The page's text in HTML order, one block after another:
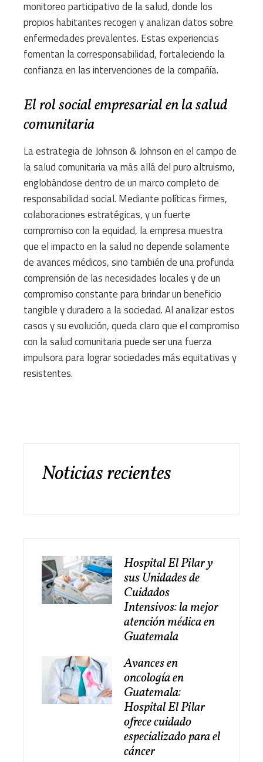
monitoreo participativo de la salud, donde los
propios habitantes recogen y analizan datos sobre
enfermedades prevalentes. Estas experiencias
fomentan la corresponsabilidad, fortaleciendo la
confianza en las intervenciones de la compañía.
El rol social empresarial en la salud
comunitaria
La estrategia de Johnson & Johnson en el campo de
la salud comunitaria va más allá del puro altruismo,
englobándose dentro de un marco completo de
responsabilidad social. Mediante políticas firmes,
colaboraciones estratégicas, y un fuerte
compromiso con la equidad, la empresa muestra
que el impacto en la salud no depende solamente
de avances médicos, sino también de una profunda
comprensión de las necesidades locales y de un
compromiso constante para brindar un beneficio
tangible y duradero a la sociedad. Al analizar estos
casos y su evolución, queda claro que el compromiso
con la salud comunitaria puede ser una fuerza
impulsora para lograr sociedades más equitativas y
resistentes.
Noticias recientes
Hospital El Pilar y
sus Unidades de
Cuidados
Intensivos: la mejor
atención médica en
Guatemala
Avances en
oncología en
Guatemala:
Hospital El Pilar
ofrece cuidado
especializado para el
cáncer